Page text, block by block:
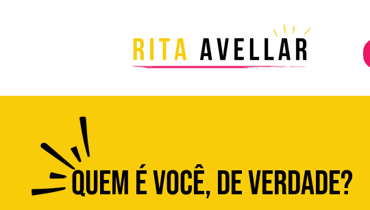
QUEM É VOCÊ, DE VERDADE?